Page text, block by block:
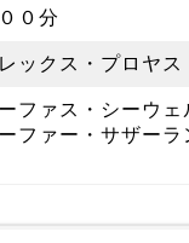
０分
ックス・プロヤス
ファス・シーウェ
ファー・サザーラ